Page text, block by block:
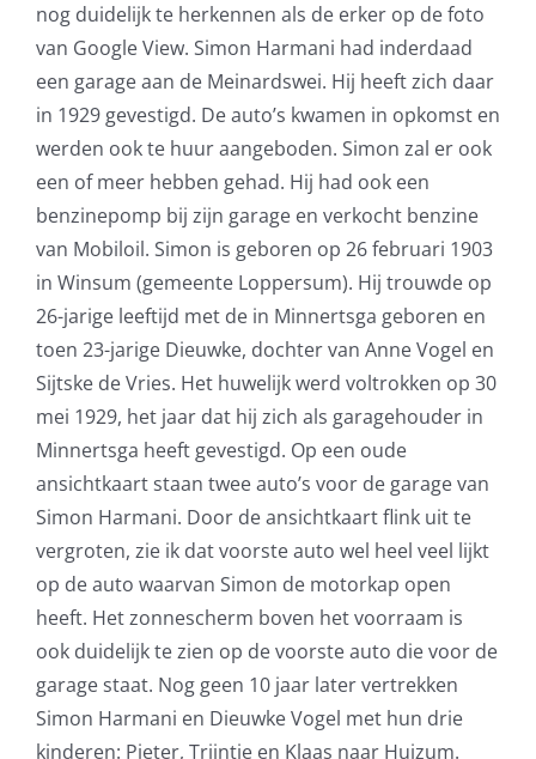
nog duidelijk te herkennen als de erker op de foto
van Google View. Simon Harmani had inderdaad
een garage aan de Meinardswei. Hij heeft zich daar
in 1929 gevestigd. De auto’s kwamen in opkomst en
werden ook te huur aangeboden. Simon zal er ook
een of meer hebben gehad. Hij had ook een
benzinepomp bij zijn garage en verkocht benzine
van Mobiloil. Simon is geboren op 26 februari 1903
in Winsum (gemeente Loppersum). Hij trouwde op
26-jarige leeftijd met de in Minnertsga geboren en
toen 23-jarige Dieuwke, dochter van Anne Vogel en
Sijtske de Vries. Het huwelijk werd voltrokken op 30
mei 1929, het jaar dat hij zich als garagehouder in
Minnertsga heeft gevestigd. Op een oude
ansichtkaart staan twee auto’s voor de garage van
Simon Harmani. Door de ansichtkaart flink uit te
vergroten, zie ik dat voorste auto wel heel veel lijkt
op de auto waarvan Simon de motorkap open
heeft. Het zonnescherm boven het voorraam is
ook duidelijk te zien op de voorste auto die voor de
garage staat. Nog geen 10 jaar later vertrekken
Simon Harmani en Dieuwke Vogel met hun drie
kinderen: Pieter, Trijntje en Klaas naar Huizum.